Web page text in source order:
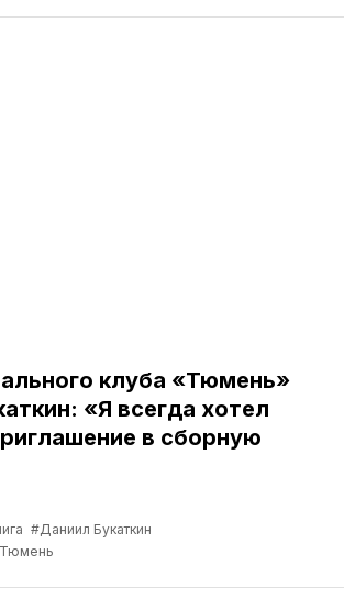
клуба «Тюмень»
«Я всегда хотел
в сборную
#Даниил Букаткин
Тюмень